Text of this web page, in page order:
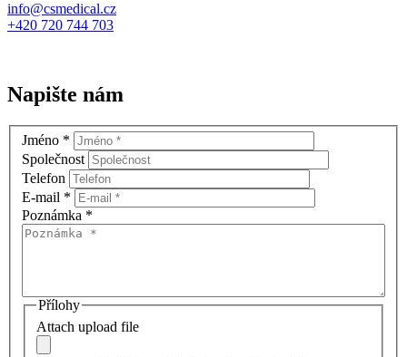
info@csmedical.cz
+420 720 744 703
Napište nám
Jméno *
Společnost
Telefon
E-mail *
Poznámka *
Přílohy
Attach upload file